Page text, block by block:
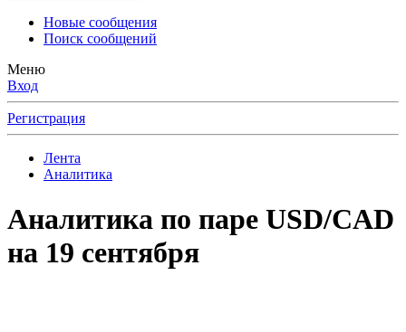
Новые сообщения
Поиск сообщений
Меню
Вход
Регистрация
Лента
Аналитика
Аналитика по паре USD/CAD
на 19 сентября